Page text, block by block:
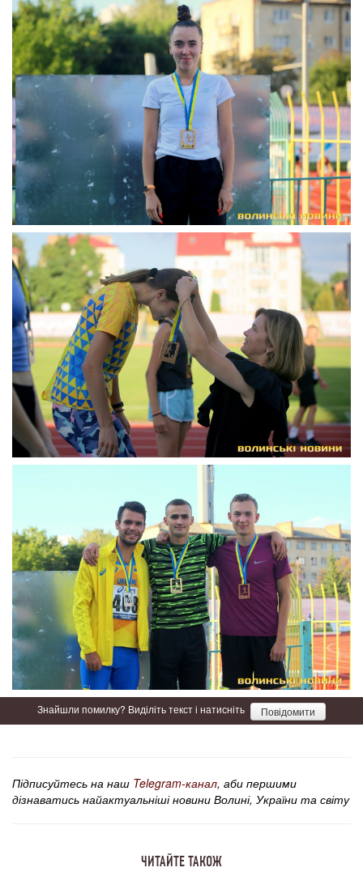
Знайшли помилку? Виділіть текст і натисніть Повідомити
Підписуйтесь на наш Telegram-канал, аби першими
дізнаватись найактуальніші новини Волині, України та світу
ЧИТАЙТЕ ТАКОЖ